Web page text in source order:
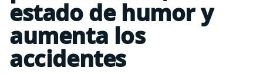
estado de humor y
aumenta los
accidentes